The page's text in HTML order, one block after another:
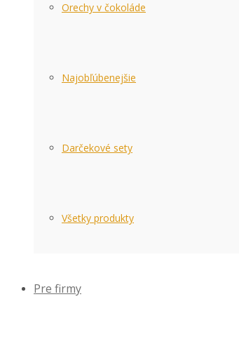
Orechy v čokoláde
Najobľúbenejšie
Darčekové sety
Všetky produkty
Pre firmy